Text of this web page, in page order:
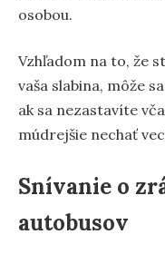
osobou.
Vzhľadom na to, že
vaša slabina, môže
ak sa nezastavíte
múdrejšie nechať
Snívanie o
autobusov